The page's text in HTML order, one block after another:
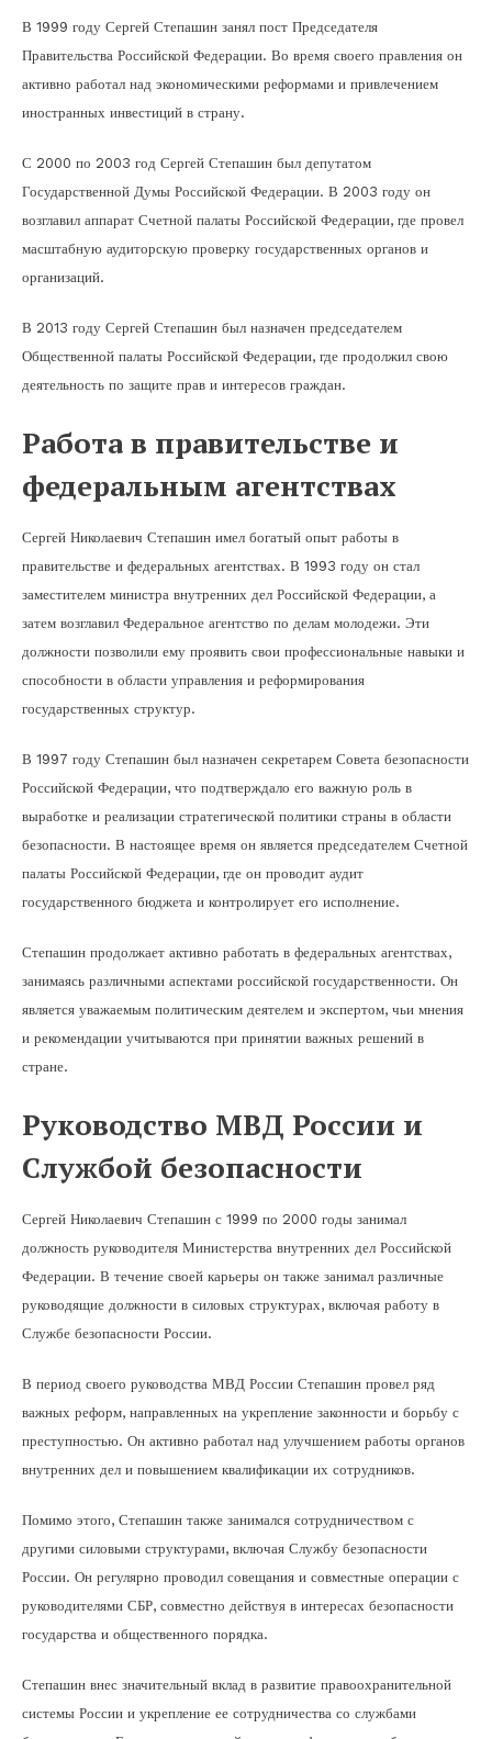
В 1999 году Сергей Степашин занял пост Председателя
Правительства Российской Федерации. Во время своего правления он
активно работал над экономическими реформами и привлечением
иностранных инвестиций в страну.
С 2000 по 2003 год Сергей Степашин был депутатом
Государственной Думы Российской Федерации. В 2003 году он
возглавил аппарат Счетной палаты Российской Федерации, где провел
масштабную аудиторскую проверку государственных органов и
организаций.
В 2013 году Сергей Степашин был назначен председателем
Общественной палаты Российской Федерации, где продолжил свою
деятельность по защите прав и интересов граждан.
Работа в правительстве и
федеральным агентствах
Сергей Николаевич Степашин имел богатый опыт работы в
правительстве и федеральных агентствах. В 1993 году он стал
заместителем министра внутренних дел Российской Федерации, а
затем возглавил Федеральное агентство по делам молодежи. Эти
должности позволили ему проявить свои профессиональные навыки и
способности в области управления и реформирования
государственных структур.
В 1997 году Степашин был назначен секретарем Совета безопасности
Российской Федерации, что подтверждало его важную роль в
выработке и реализации стратегической политики страны в области
безопасности. В настоящее время он является председателем Счетной
палаты Российской Федерации, где он проводит аудит
государственного бюджета и контролирует его исполнение.
Степашин продолжает активно работать в федеральных агентствах,
занимаясь различными аспектами российской государственности. Он
является уважаемым политическим деятелем и экспертом, чьи мнения
и рекомендации учитываются при принятии важных решений в
стране.
Руководство МВД России и
Службой безопасности
Сергей Николаевич Степашин с 1999 по 2000 годы занимал
должность руководителя Министерства внутренних дел Российской
Федерации. В течение своей карьеры он также занимал различные
руководящие должности в силовых структурах, включая работу в
Службе безопасности России.
В период своего руководства МВД России Степашин провел ряд
важных реформ, направленных на укрепление законности и борьбу с
преступностью. Он активно работал над улучшением работы органов
внутренних дел и повышением квалификации их сотрудников.
Помимо этого, Степашин также занимался сотрудничеством с
другими силовыми структурами, включая Службу безопасности
России. Он регулярно проводил совещания и совместные операции с
руководителями СБР, совместно действуя в интересах безопасности
государства и общественного порядка.
Степашин внес значительный вклад в развитие правоохранительной
системы России и укрепление ее сотрудничества со службами